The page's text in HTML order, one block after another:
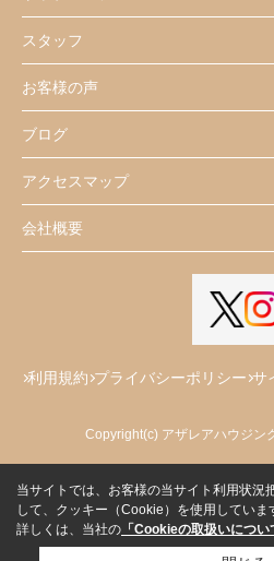
スタッフ
お客様の声
ブログ
アクセスマップ
会社概要
利用規約 プライバシーポリシー サ
Copyright(c) アザレアハウジン
当サイトでは、お客様の当サイト利用状況
して、クッキー（Cookie）を使用していま
詳しくは、当社の 「Cookieの取扱いについ